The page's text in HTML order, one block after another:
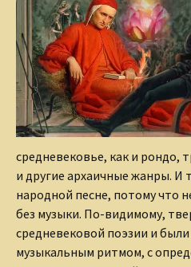
средневековье, как и рондо,
и другие архаичные жанры. И
народной песне, потому что
без музыки. По-видимому,
средневековой поэзии и
музыкальным ритмом, с